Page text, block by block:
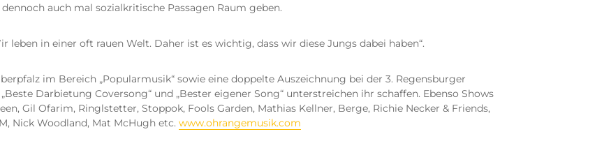
dennoch auch mal sozialkritische Passagen Raum geben.
leben in einer oft rauen Welt. Daher ist es wichtig, dass wir diese Jungs dabei haben“.
im Bereich „Popularmusik“ sowie eine doppelte Auszeichnung bei der 3. Regensburger
Darbietung Coversong“ und „Bester eigener Song“ unterstreichen ihr schaffen. Ebenso Shows
Gil Ofarim, Ringlstetter, Stoppok, Fools Garden, Mathias Kellner, Berge, Richie Necker & Friends,
Nick Woodland, Mat McHugh etc. www.ohrangemusik.com